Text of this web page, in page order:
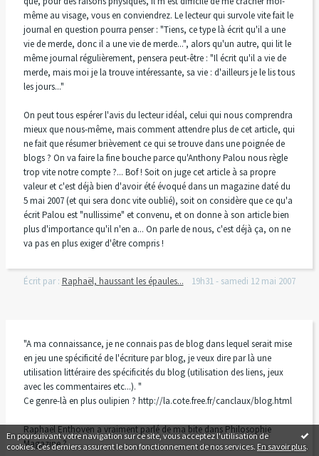
En poursuivant votre navigation sur ce site, vous acceptez l'utilisation de
cookies. Ces derniers assurent le bon fonctionnement de nos services. En savoir plus.
même au visage, vous en conviendrez. Le lecteur qui survole vite fait le
journal en question pourra penser : "Tiens, ce type là écrit qu'il a une
vie de merde, donc il a une vie de merde...", alors qu'un autre, qui lit le
même journal régulièrement, pensera peut-être : "Il écrit qu'il a vie de
merde, mais moi je la trouve intéressante, sa vie : d'ailleurs je le lis tous
les jours..."
On peut tous espérer l'avis du lecteur idéal, celui qui nous comprendra
mieux que nous-même, mais comment attendre plus de cet article, qui
ne fait que résumer brièvement ce qui se trouve dans une poignée de
blogs ? On va faire la fine bouche parce qu'Anthony Palou nous règle
trop vite notre compte ?... Bof ! Soit on juge cet article à sa propre
valeur et c'est déjà bien d'avoir été évoqué dans un magazine daté du
5 mai 2007 (et qui sera donc vite oublié), soit on considère que ce qu'a
écrit Palou est "nullissime" et convenu, et on donne à son article bien
plus d'importance qu'il n'en a... On parle de nous, c'est déjà ça, on ne
va pas en plus exiger d'être compris !
Écrit par : Raphaël, haussant les épaules... 19h31- samedi 12 mai 2007
"A ma connaissance, je ne connais pas de blog dans lequel serait mise
en jeu une spécificité de l'écriture par blog, je veux dire par là une
utilisation littéraire des spécificités du blog (utilisation des liens, jeux
avec les commentaires etc...). "
Ce genre-là en plus oulipien ? http://la.cote.free.fr/canclaux/blog.html
Raphaël Enthoven a vraiment parlé de ma bite dans Philosophie
Magazine ?